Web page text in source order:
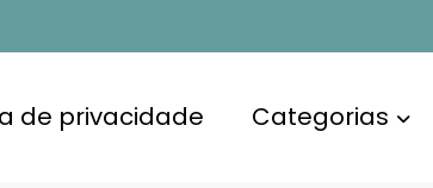
de privacidade Categorias